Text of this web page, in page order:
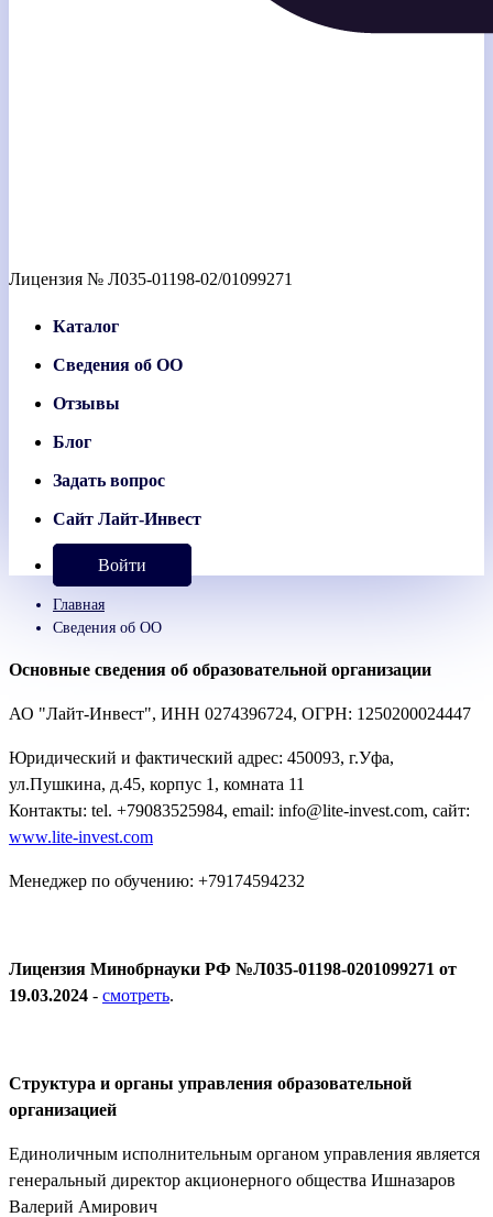
Лицензия № Л035-01198-02/01099271
Каталог
Сведения об ОО
Отзывы
Блог
Задать вопрос
Сайт Лайт-Инвест
Войти
Главная
Сведения об ОО
Основные сведения об образовательной организации
АО "Лайт-Инвест", ИНН 0274396724, ОГРН: 1250200024447
Юридический и фактический адрес: 450093, г.Уфа,
ул.Пушкина, д.45, корпус 1, комната 11
Контакты: tel. +79083525984, email: info@lite-invest.com, сайт:
www.lite-invest.com
Менеджер по обучению: +79174594232
Лицензия Минобрнауки РФ №Л035-01198-0201099271 от
19.03.2024 - смотреть.
Структура и органы управления образовательной
организацией
Единоличным исполнительным органом управления является
генеральный директор акционерного общества Ишназаров
Валерий Амирович